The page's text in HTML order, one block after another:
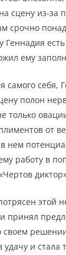
сцену из-за
срочно
Геннадия
ему
самого себя,
полон
только
от
нем
работу в
этой
принял
своем
удачу и стала